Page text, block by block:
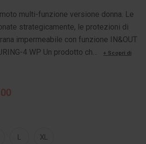
multi-funzione versione donna. Le
strategicamente, le protezioni di
impermeabile con funzione IN&OUT
4 WP Un prodotto ch…
+ Scopri di
L XL